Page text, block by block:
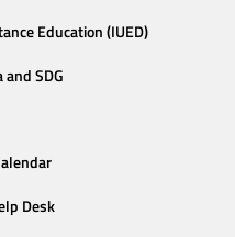
Education (IUED)
SDG
Desk